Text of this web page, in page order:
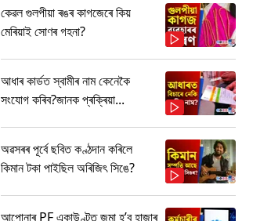
কেৱল গুলপীয়া ৰঙৰ কাগজেৰে কিয়
মেৰিয়াই সোণৰ গহনা?
আধাৰ কাৰ্ডত স্বামীৰ নাম কেনেকৈ
সংযোগ কৰিব?জানক প্ৰক্ৰিয়া...
অৱসৰৰ পূৰ্বে ছবিত কণ্ঠদান কৰিলে
কিমান টকা পাইছিল অৰিজিৎ সিঙে?
আপোনাৰ PF একাউণ্টত জমা হ’ব হাজাৰ